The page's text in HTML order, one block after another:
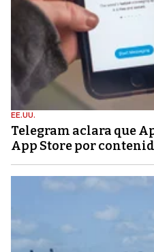
EE.UU.
Telegram aclara que
App Store por